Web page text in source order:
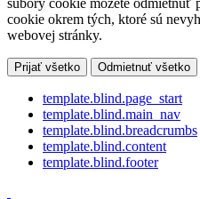
cookie okrem tých, ktoré sú
webovej stránky.
Prijať všetko Odmietnuť všetko
template.blind.page_start
template.blind.main_nav
template.blind.breadcrumbs
template.blind.content
template.blind.footer